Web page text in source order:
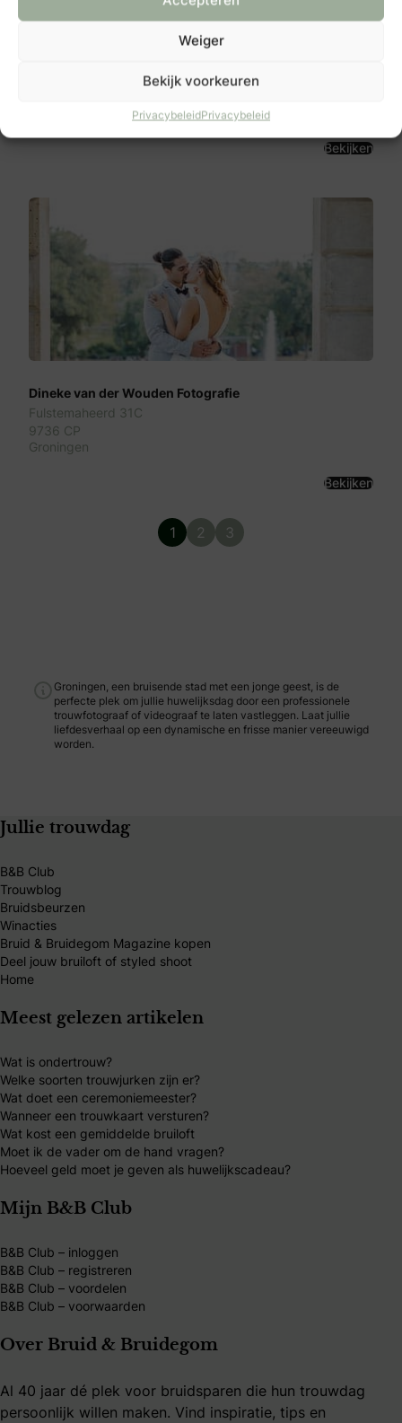
Weiger
Bekijk voorkeuren
PrivacybeleidPrivacybeleid
Michelle Wever Photography
Bekijken
Dineke van der Wouden Fotografie
Fulstemaheerd 31C
9736 CP
Groningen
Bekijken
1 2 3
Groningen, een bruisende stad met een jonge geest, is de
perfecte plek om jullie huwelijksdag door een professionele
trouwfotograaf of videograaf te laten vastleggen. Laat jullie
liefdesverhaal op een dynamische en frisse manier vereeuwigd
worden.
Jullie trouwdag
B&B Club
Trouwblog
Bruidsbeurzen
Winacties
Bruid & Bruidegom Magazine kopen
Deel jouw bruiloft of styled shoot
Home
Meest gelezen artikelen
Wat is ondertrouw?
Welke soorten trouwjurken zijn er?
Wat doet een ceremoniemeester?
Wanneer een trouwkaart versturen?
Wat kost een gemiddelde bruiloft
Moet ik de vader om de hand vragen?
Hoeveel geld moet je geven als huwelijkscadeau?
Mijn B&B Club
B&B Club – inloggen
B&B Club – registreren
B&B Club – voordelen
B&B Club – voorwaarden
Over Bruid & Bruidegom
Al 40 jaar dé plek voor bruidsparen die hun trouwdag
persoonlijk willen maken. Vind inspiratie, tips en